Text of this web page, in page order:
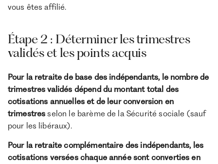
vous êtes affilié.
Étape 2 : Déterminer les trimestres
validés et les points acquis
Pour la retraite de base des indépendants, le nombre de
trimestres validés dépend du montant total des
cotisations annuelles et de leur conversion en
trimestres selon le barème de la Sécurité sociale (sauf
pour les libéraux).
Pour la retraite complémentaire des indépendants, les
cotisations versées chaque année sont converties en